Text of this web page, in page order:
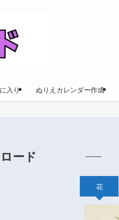
入り ぬりえカレンダー作成
ード
花